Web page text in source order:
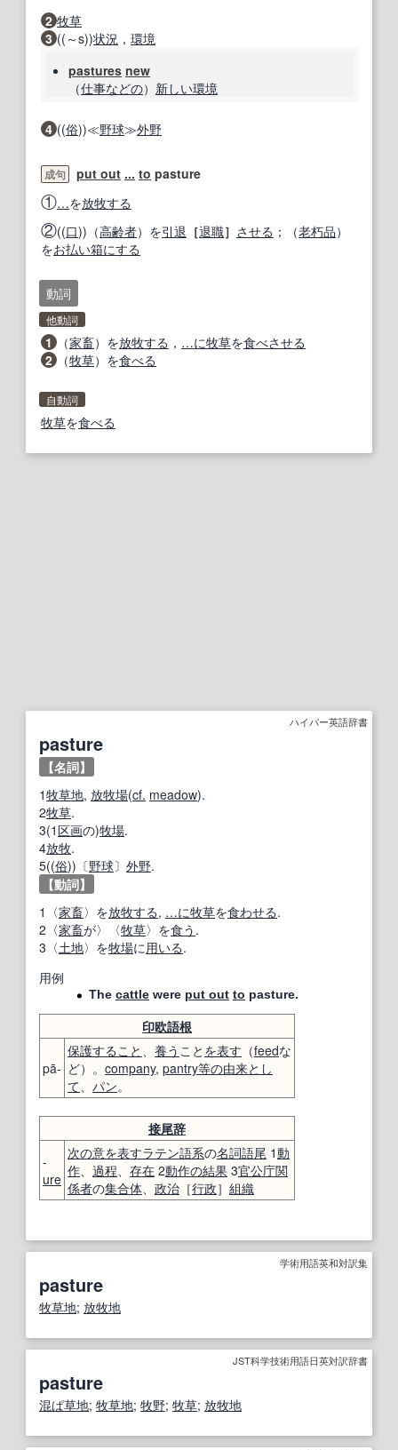
2 牧草
3 ((～s))状況 ， 環境
pastures new
（仕事などの） 新しい環境
4 ((俗))≪野球≫外野
成句 put out ... to pasture
①…を放牧する
②((口))（高齢者）を引退 ［退職］ させる ；（老朽品）
をお払い箱にする
動詞
他動詞
1 （家畜）を放牧する ， …に牧草を食べさせる
2
（牧草）を食べる
自動詞
牧草を食べる
ハイパー英語辞書
pasture
【名詞】
1牧草地, 放牧場(cf. meadow).
2牧草.
3(1区画の)牧場.
4放牧.
5((俗))〔野球〕 外野.
【動詞】
1〈家畜〉を放牧する, …に牧草を食わせる.
2〈家畜が〉〈牧草〉を食う .
3〈土地〉を牧場に用いる.
用例
The cattle were put out to pasture.
印欧語根
pā-
保護すること 、 養う こと を表す （feedな
ど）。 company, pantry等の由来とし
て、 パン。
接尾辞
-
ure
次の意を表すラテン語系の名詞語尾 1動
作、 過程、 存在 2動作の結果 3官公庁関
係者の集合体、 政治 ［行政］ 組織
学術用語英和対訳集
pasture
牧草地; 放牧地
JST科学技術用語日英対訳辞書
pasture
混ぱ草地; 牧草地; 牧野; 牧草; 放牧地